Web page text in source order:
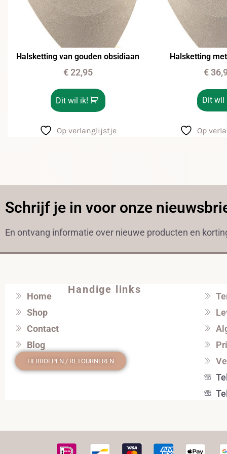
Halsketting van gouden obsidiaan
€22,95
Dit wil ik!
Op verlanglijstje
Halsketting
€
Dit wil
Op
Schrijf je in voor onze
En ontvang informatie over nieuwe producten en
Handige links
Home
Shop
Contact
Blog
HERROEPEN / RETOURNEREN